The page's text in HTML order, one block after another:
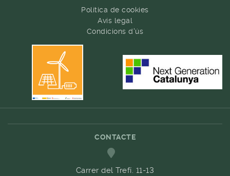
Política de cookies
Avís legal
Condicions d'ús
CONTACTE
Carrer del Trefí. 11-13